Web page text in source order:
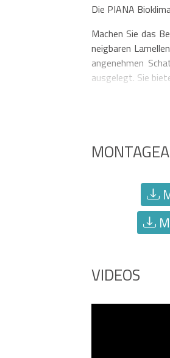
Die PIANA
Machen Sie das
neigbaren
angenehmen
ausgelegt. Sie
VIDEOS